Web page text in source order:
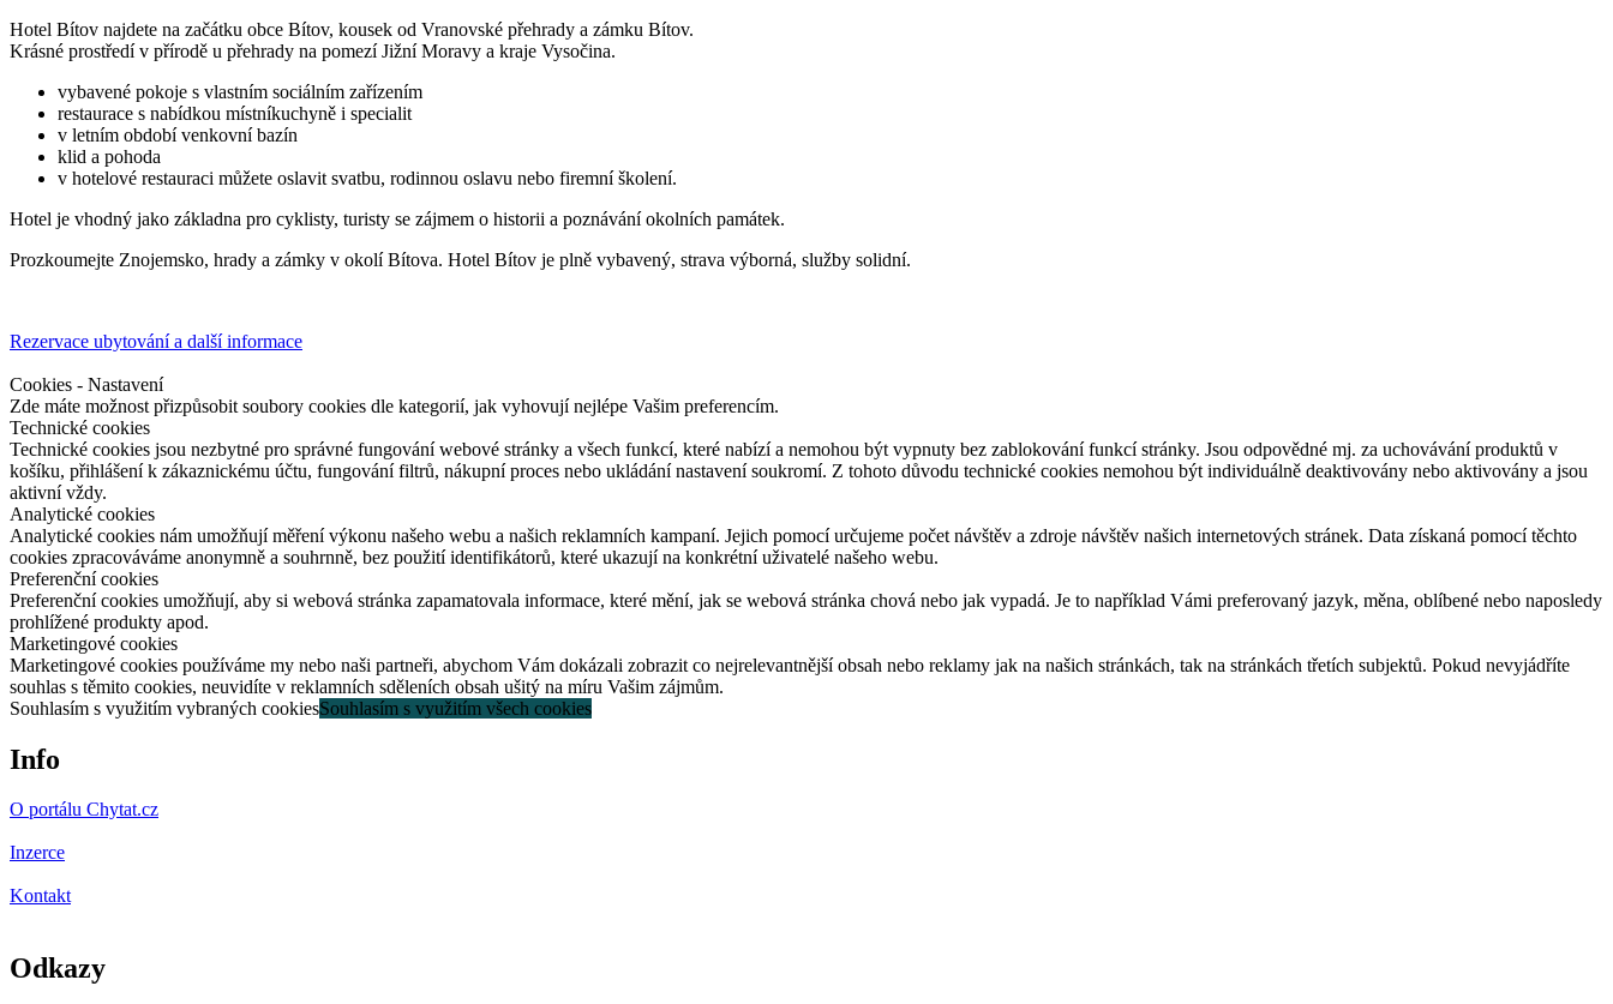
Hotel Bítov najdete na začátku obce Bítov, kousek od Vranovské přehrady a zámku Bítov.
Krásné prostředí v přírodě u přehrady na pomezí Jižní Moravy a kraje Vysočina.
vybavené pokoje s vlastním sociálním zařízením
restaurace s nabídkou místníkuchyně i specialit
v letním období venkovní bazín
klid a pohoda
v hotelové restauraci můžete oslavit svatbu, rodinnou oslavu nebo firemní školení.
Hotel je vhodný jako základna pro cyklisty, turisty se zájmem o historii a poznávání okolních památek.
Prozkoumejte Znojemsko, hrady a zámky v okolí Bítova. Hotel Bítov je plně vybavený, strava výborná, služby solidní.
Rezervace ubytování a další informace
Cookies - Nastavení
Zde máte možnost přizpůsobit soubory cookies dle kategorií, jak vyhovují nejlépe Vašim preferencím.
Technické cookies
Technické cookies jsou nezbytné pro správné fungování webové stránky a všech funkcí, které nabízí a nemohou být vypnuty bez zablokování funkcí stránky. Jsou odpovědné mj. za uchovávání produktů v
košíku, přihlášení k zákaznickému účtu, fungování filtrů, nákupní proces nebo ukládání nastavení soukromí. Z tohoto důvodu technické cookies nemohou být individuálně deaktivovány nebo aktivovány a jsou
aktivní vždy.
Analytické cookies
Analytické cookies nám umožňují měření výkonu našeho webu a našich reklamních kampaní. Jejich pomocí určujeme počet návštěv a zdroje návštěv našich internetových stránek. Data získaná pomocí těchto
cookies zpracováváme anonymně a souhrnně, bez použití identifikátorů, které ukazují na konkrétní uživatelé našeho webu.
Preferenční cookies
Preferenční cookies umožňují, aby si webová stránka zapamatovala informace, které mění, jak se webová stránka chová nebo jak vypadá. Je to například Vámi preferovaný jazyk, měna, oblíbené nebo naposledy
prohlížené produkty apod.
Marketingové cookies
Marketingové cookies používáme my nebo naši partneři, abychom Vám dokázali zobrazit co nejrelevantnější obsah nebo reklamy jak na našich stránkách, tak na stránkách třetích subjektů. Pokud nevyjádříte
souhlas s těmito cookies, neuvidíte v reklamních sděleních obsah ušitý na míru Vašim zájmům.
Souhlasím s využitím vybraných cookiesSouhlasím s využitím všech cookies
Info
O portálu Chytat.cz
Inzerce
Kontakt
Odkazy